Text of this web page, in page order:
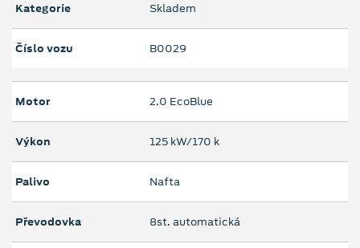
Kategorie Skladem
Číslo vozu B0029
Motor 2.0 EcoBlue
Výkon 125 kW/170 k
Palivo Nafta
Převodovka 8st. automatická